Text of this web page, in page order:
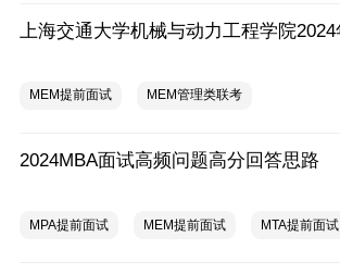
MEM提前面试 MEM管理类联考
2024MBA面试高频问题高分回答思路
MPA提前面试 MEM提前面试 MTA提前面试